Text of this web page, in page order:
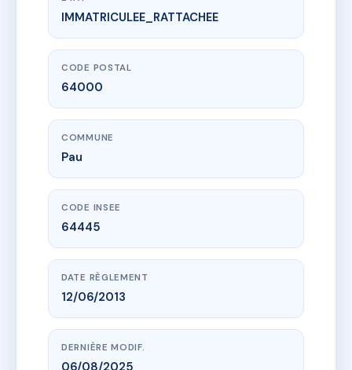
www.vme.plus/AE5037304
Résidence COTE FAC
7 r du midi
IMMATRICULEE_RATTACHEE
CODE POSTAL
64000
COMMUNE
Pau
CODE INSEE
64445
DATE RÈGLEMENT
12/06/2013
DERNIÈRE MODIF.
06/08/2025